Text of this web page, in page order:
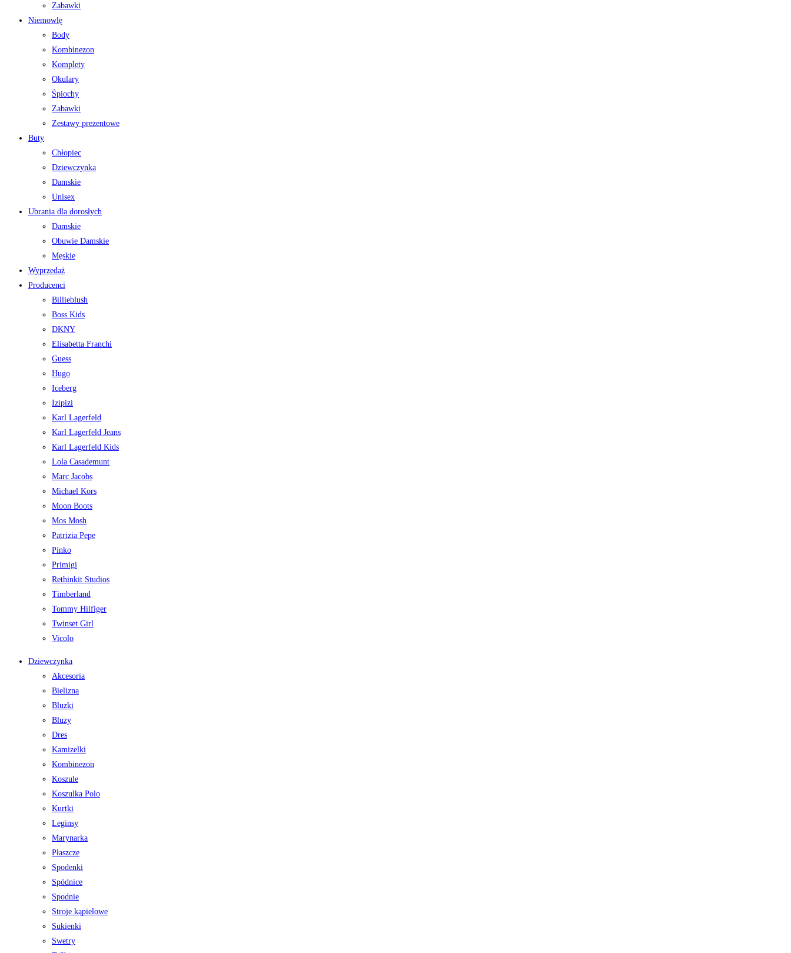
Zabawki
Niemowlę
Body
Kombinezon
Komplety
Okulary
Śpiochy
Zabawki
Zestawy prezentowe
Buty
Chłopiec
Dziewczynka
Damskie
Unisex
Ubrania dla dorosłych
Damskie
Obuwie Damskie
Męskie
Wyprzedaż
Producenci
Billieblush
Boss Kids
DKNY
Elisabetta Franchi
Guess
Hugo
Iceberg
Izipizi
Karl Lagerfeld
Karl Lagerfeld Jeans
Karl Lagerfeld Kids
Lola Casademunt
Marc Jacobs
Michael Kors
Moon Boots
Mos Mosh
Patrizia Pepe
Pinko
Primigi
Rethinkit Studios
Timberland
Tommy Hilfiger
Twinset Girl
Vicolo
Dziewczynka
Akcesoria
Bielizna
Bluzki
Bluzy
Dres
Kamizelki
Kombinezon
Koszule
Koszulka Polo
Kurtki
Leginsy
Marynarka
Płaszcze
Spodenki
Spódnice
Spodnie
Stroje kąpielowe
Sukienki
Swetry